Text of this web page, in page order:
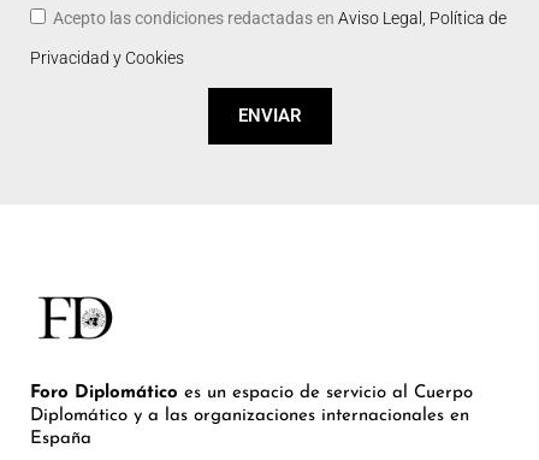
Acepto las condiciones redactadas en Aviso Legal, Política de
Privacidad y Cookies
ENVIAR
Foro Diplomático es un espacio de servicio al Cuerpo
Diplomático y a las organizaciones internacionales en
España